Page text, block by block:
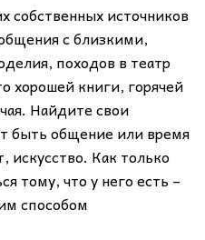
собственных источников
с близкими,
походов в театр
хорошей книги, горячей
Найдите свои
быть общение или время
искусство. Как только
тому, что у него есть –
способом